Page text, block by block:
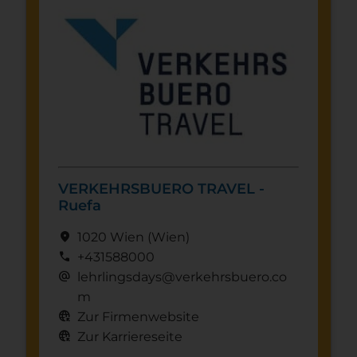
VERKEHRSBUERO TRAVEL -
Ruefa
location_on 1020 Wien (Wien)
call +431588000
alternate_email
lehrlingsdays@verkehrsbuero.co
m
captive_portal Zur Firmenwebsite
captive_portal Zur Karriereseite